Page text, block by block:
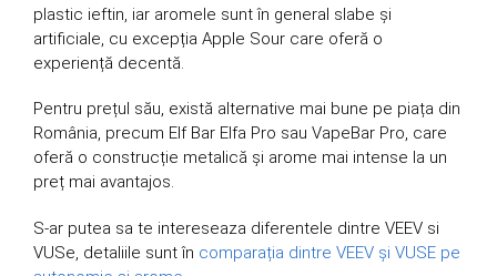
plastic ieftin, iar aromele sunt în general slabe și
artificiale, cu excepția Apple Sour care oferă o
experiență decentă.
Pentru prețul său, există alternative mai bune pe piața din
România, precum Elf Bar Elfa Pro sau VapeBar Pro, care
oferă o construcție metalică și arome mai intense la un
preț mai avantajos.
S-ar putea sa te intereseaza diferentele dintre VEEV si
VUSe, detaliile sunt în comparația dintre VEEV și VUSE pe